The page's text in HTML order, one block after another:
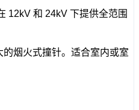
12kV 和 24kV 下提供全范围
烟火式撞针。适合室内或室